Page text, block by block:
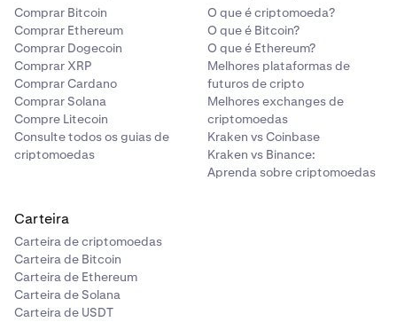
Comprar Bitcoin
Comprar Ethereum
Comprar Dogecoin
Comprar XRP
Comprar Cardano
Comprar Solana
Compre Litecoin
Consulte todos os guias de
criptomoedas
O que é criptomoeda?
O que é Bitcoin?
O que é Ethereum?
Melhores plataformas de
futuros de cripto
Melhores exchanges de
criptomoedas
Kraken vs Coinbase
Kraken vs Binance:
Aprenda sobre criptomoedas
Carteira
Carteira de criptomoedas
Carteira de Bitcoin
Carteira de Ethereum
Carteira de Solana
Carteira de USDT